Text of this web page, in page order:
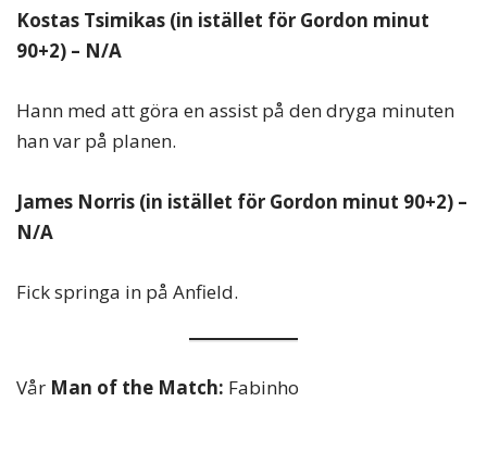
Kostas Tsimikas (in istället för Gordon minut
90+2) – N/A
Hann med att göra en assist på den dryga minuten
han var på planen.
James Norris (in istället för Gordon minut 90+2) –
N/A
Fick springa in på Anfield.
Vår Man of the Match: Fabinho